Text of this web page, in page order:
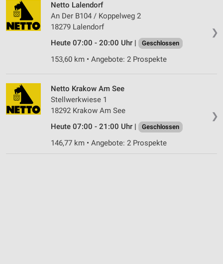
❯
Netto Lalendorf
An Der B104 / Koppelweg 2
18279 Lalendorf
Heute 07:00 - 20:00 Uhr |
Geschlossen
153,60 km • Angebote: 2 Prospekte
❯
Netto Krakow Am See
Stellwerkwiese 1
18292 Krakow Am See
Heute 07:00 - 21:00 Uhr |
Geschlossen
146,77 km • Angebote: 2 Prospekte